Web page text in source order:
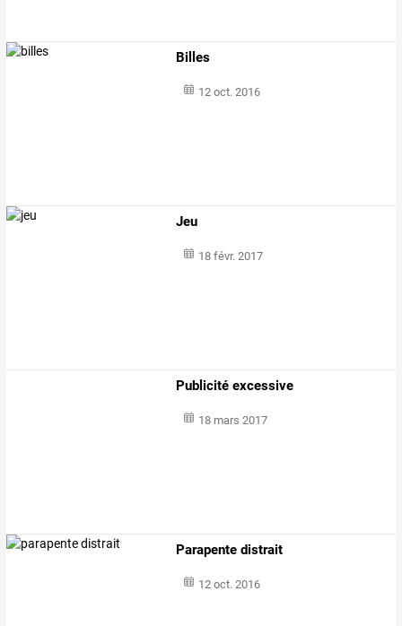
Billes
12 oct. 2016
Jeu
18 févr. 2017
Publicité excessive
18 mars 2017
Parapente distrait
12 oct. 2016